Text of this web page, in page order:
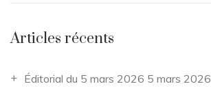
Articles récents
Éditorial du 5 mars 2026 5 mars 2026